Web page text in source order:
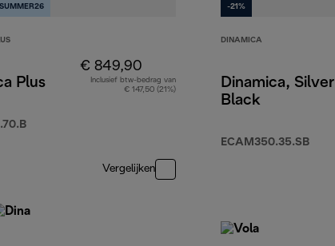
Plus
€ 849,90
Inclusief btw-bedrag van
€ 147,50 (21%)
Vergelijken
-21%
DINAMICA
Dinamica, Silver
Black
ECAM350.35.SB